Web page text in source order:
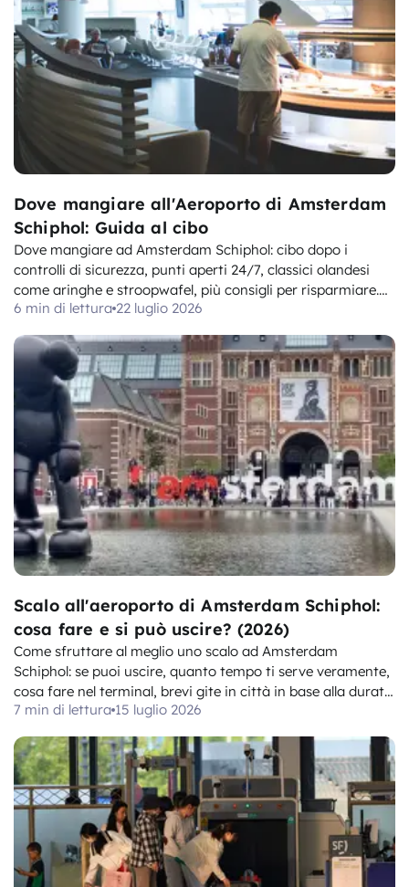
Dove mangiare all'Aeroporto di Amsterdam
Schiphol: Guida al cibo
Dove mangiare ad Amsterdam Schiphol: cibo dopo i
controlli di sicurezza, punti aperti 24/7, classici olandesi
come aringhe e stroopwafel, più consigli per risparmiare.
Verificato a luglio 2026.
6 min di lettura 22 luglio 2026
Scalo all'aeroporto di Amsterdam Schiphol:
cosa fare e si può uscire? (2026)
Come sfruttare al meglio uno scalo ad Amsterdam
Schiphol: se puoi uscire, quanto tempo ti serve veramente,
cosa fare nel terminal, brevi gite in città in base alla durata
dello scalo e dove depositare i bagagli.
7 min di lettura 15 luglio 2026